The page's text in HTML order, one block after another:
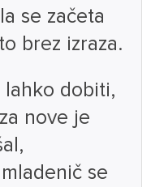
se začeta
brez izraza.
lahko dobiti,
nove je
se